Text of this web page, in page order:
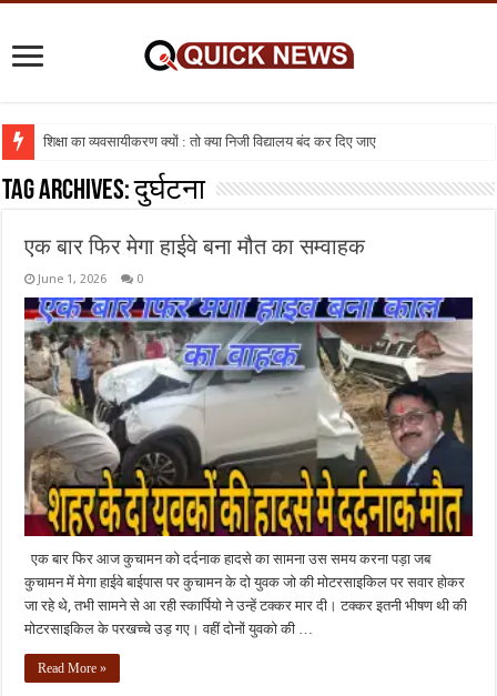
शिक्षा का व्यवसायीकरण क्यों : तो क्या निजी विद्यालय बंद कर दिए जाए
मकराना : साढ़े तीन वर्ष की बच्ची से दुष्कर्म के मामले ने पकड़ा तूल ,धरना प्रदर्शन जारी
Tag Archives:दुर्घटना
एक बार फिर मेगा हाईवे बना मौत का सम्वाहक
June 1, 2026 0
एक बार फिर आज कुचामन को दर्दनाक हादसे का सामना उस समय करना पड़ा जब
कुचामन में मेगा हाईवे बाईपास पर कुचामन के दो युवक जो की मोटरसाइकिल पर सवार होकर
जा रहे थे, तभी सामने से आ रही स्कार्पियो ने उन्हें टक्कर मार दी। टक्कर इतनी भीषण थी की
मोटरसाइकिल के परखच्चे उड़ गए। वहीं दोनों युवको की …
Read More »